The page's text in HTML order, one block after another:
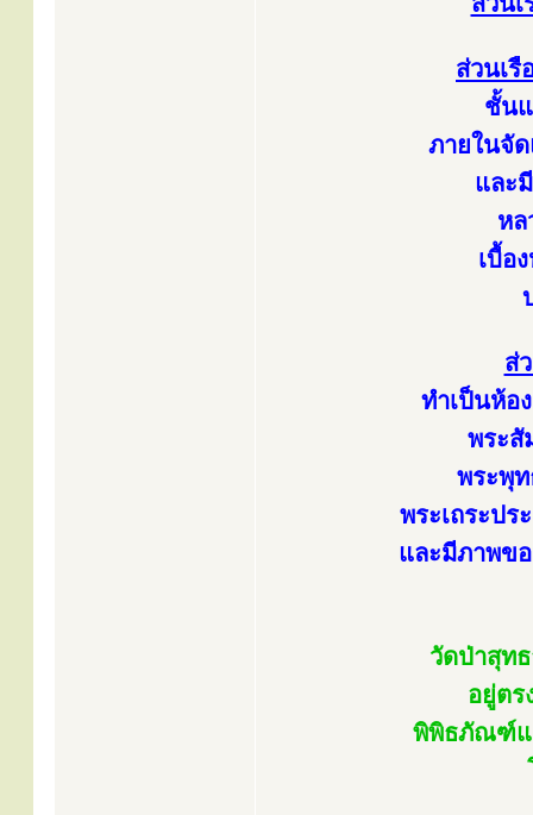
ส่วนเรื
ชั้น
ภายในจัด
และ
หล
เบื้อ
ส่
ทำเป็นห้อ
พระสั
พระพุ
พระเถระป
และมีภาพข
วัดป่าสุท
อยู่ตร
พิพิธภัณฑ์แ